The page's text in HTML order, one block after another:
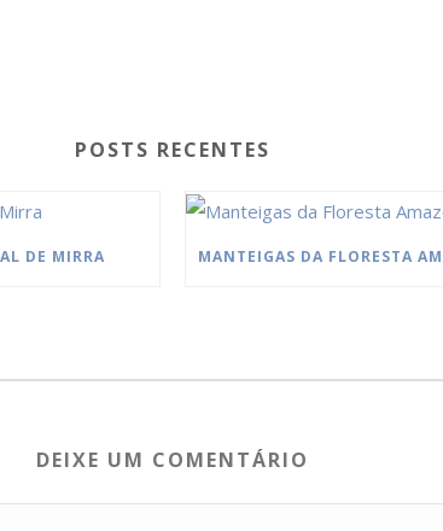
POSTS RECENTES
DE MIRRA
DEIXE UM COMENTÁRIO